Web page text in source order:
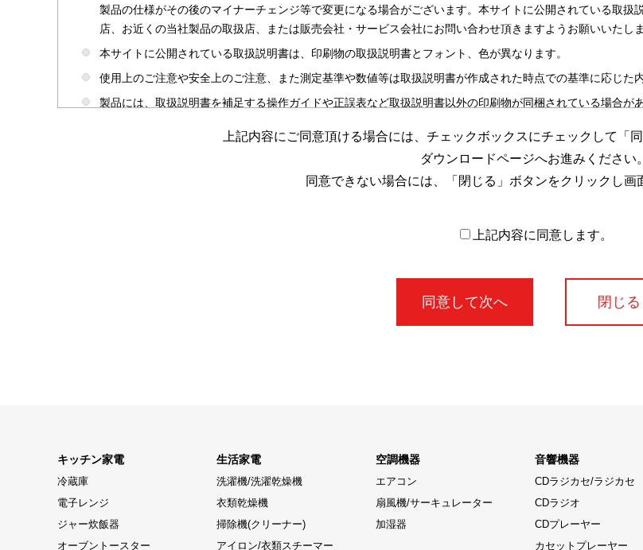
製品の仕様がその後のマイナーチェンジ等で変更になる場合がございます。本サイトに公開されている取扱
店、お近くの当社製品の取扱店、または販売会社・サービス会社にお問い合わせ頂きますようお願いいたしま
本サイトに公開されている取扱説明書は、印刷物の取扱説明書とフォント、色が異なります。
使用上のご注意や安全上のご注意、また測定基準や数値等は取扱説明書が作成された時点での基準に応じた
製品には、取扱説明書を補足する操作ガイドや正誤表など取扱説明書以外の印刷物が同梱されている場合
本サイトのサービスは予告なく中止または内容を変更する場合がございますのであらかじめご了承ください
場合がありますのであらかじめご了承ください。
上記内容にご同意頂ける場合には、チェックボックスにチェックして「
ダウンロードページへお進みください。
同意できない場合には、「閉じる」ボタンをクリックし画
上記内容に同意します。
閉じる
キッチン家電
冷蔵庫
電子レンジ
ジャー炊飯器
オーブントースター
生活家電
洗濯機/洗濯乾燥機
衣類乾燥機
掃除機(クリーナー)
アイロン/衣類スチーマー
空調機器
エアコン
扇風機/サーキュレーター
加湿器
音響機器
CDラジカセ/ラジカセ
CDラジオ
CDプレーヤー
カセットプレーヤー